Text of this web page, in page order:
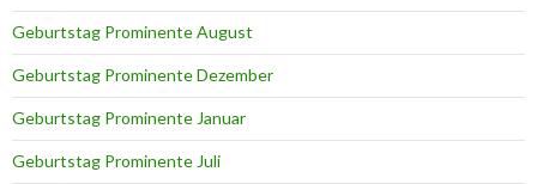
Geburtstag Prominente August
Geburtstag Prominente Dezember
Geburtstag Prominente Januar
Geburtstag Prominente Juli